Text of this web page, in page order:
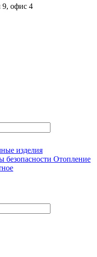
9, офис 4
изделия
безопасности Отопление